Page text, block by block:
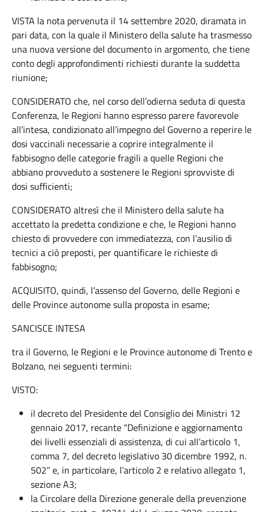
VISTA la nota pervenuta il 14 settembre 2020, diramata in
pari data, con la quale il Ministero della salute ha trasmesso
una nuova versione del documento in argomento, che tiene
conto degli approfondimenti richiesti durante la suddetta
riunione;
CONSIDERATO che, nel corso dell’odierna seduta di questa
Conferenza, le Regioni hanno espresso parere favorevole
all’intesa, condizionato all’impegno del Governo a reperire le
dosi vaccinali necessarie a coprire integralmente il
fabbisogno delle categorie fragili a quelle Regioni che
abbiano provveduto a sostenere le Regioni sprovviste di
dosi sufficienti;
CONSIDERATO altresì che il Ministero della salute ha
accettato la predetta condizione e che, le Regioni hanno
chiesto di provvedere con immediatezza, con l’ausilio di
tecnici a ciò preposti, per quantificare le richieste di
fabbisogno;
ACQUISITO, quindi, l’assenso del Governo, delle Regioni e
delle Province autonome sulla proposta in esame;
SANCISCE INTESA
tra il Governo, le Regioni e le Province autonome di Trento e
Bolzano, nei seguenti termini:
VISTO:
il decreto del Presidente del Consiglio dei Ministri 12
gennaio 2017, recante “Definizione e aggiornamento
dei livelli essenziali di assistenza, di cui all’articolo 1,
comma 7, del decreto legislativo 30 dicembre 1992, n.
502” e, in particolare, l’articolo 2 e relativo allegato 1,
sezione A3;
la Circolare della Direzione generale della prevenzione